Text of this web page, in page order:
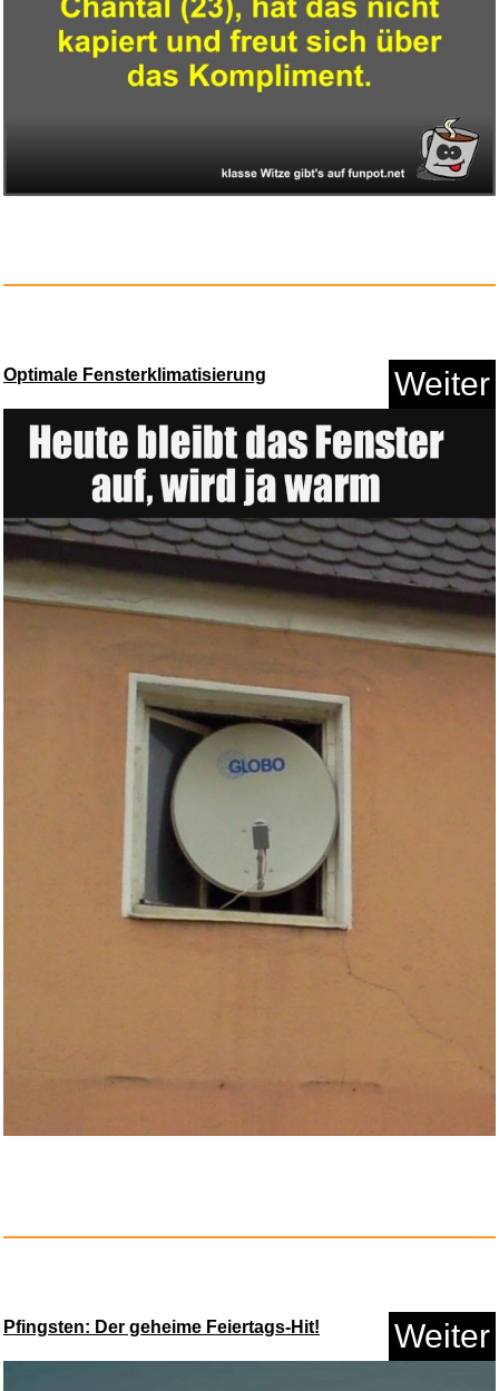
Cap Waschmaschinen Form,
Baseb...
Anzeige
Der Einfluss der Pflanzendecke...
Anzeige
Optimale Fensterklimatisierung Weiter
Pfingsten: Der geheime Feiertags-Hit! Weiter